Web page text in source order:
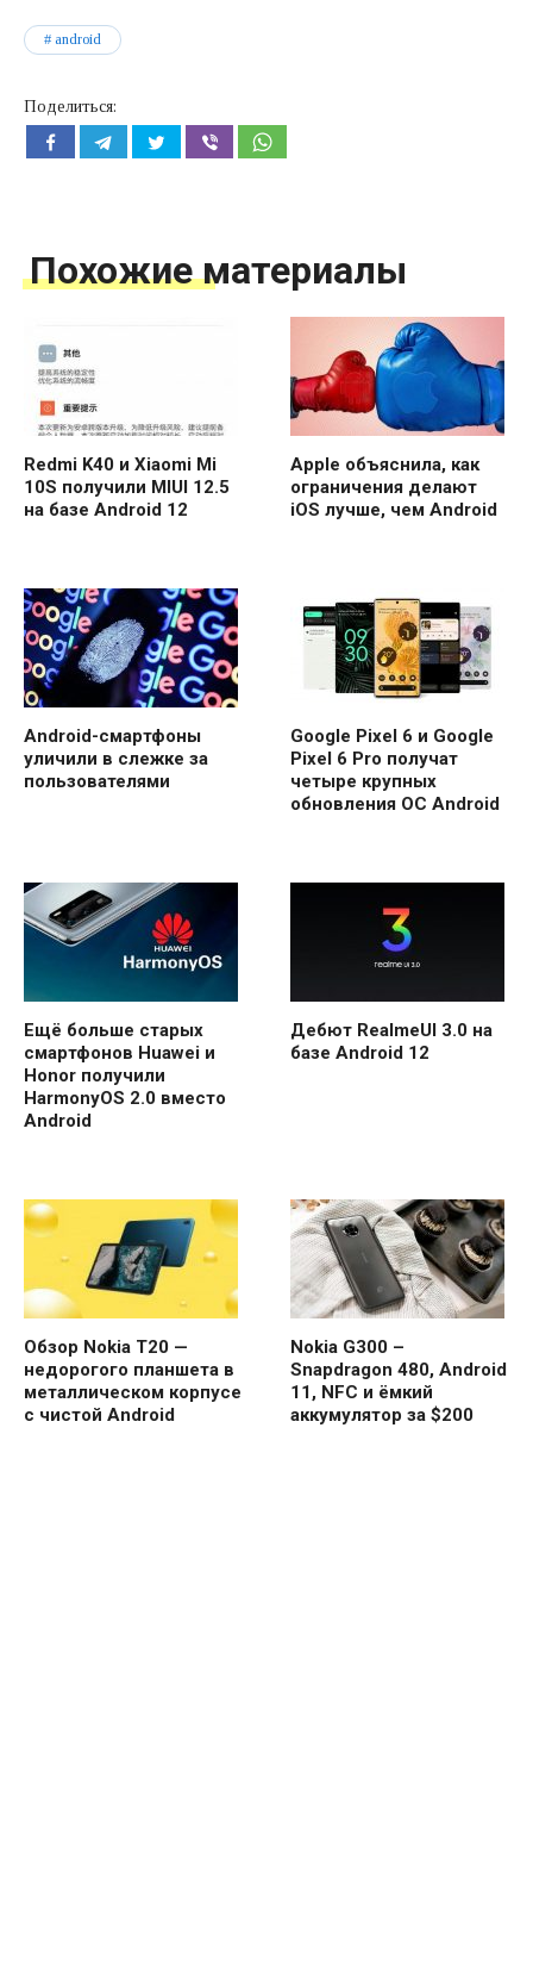
android
Поделиться:
Похожие материалы
Redmi K40 и Xiaomi Mi
10S получили MIUI 12.5
на базе Android 12
Apple объяснила, как
ограничения делают
iOS лучше, чем Android
Android-смартфоны
уличили в слежке за
пользователями
Google Pixel 6 и Google
Pixel 6 Pro получат
четыре крупных
обновления ОС Android
Ещё больше старых
смартфонов Huawei и
Honor получили
HarmonyOS 2.0 вместо
Android
Дебют RealmeUI 3.0 на
базе Android 12
Обзор Nokia T20 —
недорогого планшета в
металлическом корпусе
с чистой Android
Nokia G300 –
Snapdragon 480, Android
11, NFC и ёмкий
аккумулятор за $200